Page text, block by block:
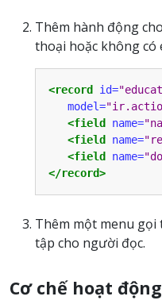
Thêm hành động
thoại hoặc không có
<record id=
model=
<field
name=
<field
name=
<field
name=
</record>
Thêm một menu gọi
tập cho người đọc.
Cơ chế hoạt động